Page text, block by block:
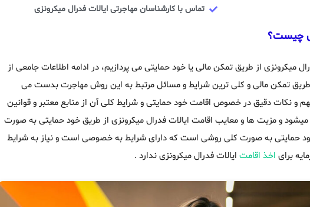
تماس با کارشناسان مهاجرتی ایالات فدرال میکرونزی
چیست؟
میکرونزی از طریق تمکن مالی یا خود حمایتی می پردازیم، در ادامه اطلاعات جامعی از
طریق تمکن مالی و کلی ترین شرایط و مسائل مرتبط به این روش مهاجرت بدست می
و نکات دقیق در خصوص اقامت خود حمایتی و شرایط کلی آن از منابع معتبر و قوانین
میشود و مزیت ها و معایب اقامت ایالات فدرال میکرونزی از طریق خود حمایتی به صورت
حمایتی به صورت کلی روشی است که دارای شرایط به خصوصی است و نیاز به شرایط
برای اخذ اقامت ایالات فدرال میکرونزی ندارد .